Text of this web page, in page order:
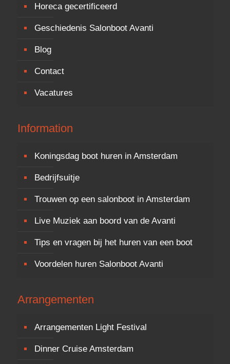
Horeca gecertificeerd
Geschiedenis Salonboot Avanti
Blog
Contact
Vacatures
Information
Koningsdag boot huren in Amsterdam
Bedrijfsuitje
Trouwen op een salonboot in Amsterdam
Live Muziek aan boord van de Avanti
Tips en vragen bij het huren van een boot
Voordelen huren Salonboot Avanti
Arrangementen
Arrangementen Light Festival
Dinner Cruise Amsterdam